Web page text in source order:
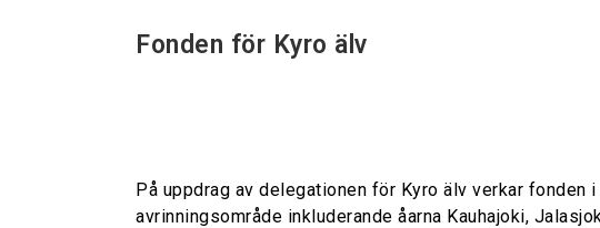
Fonden för Kyro älv
På uppdrag av delegationen för Kyro älv verkar fonden
avrinningsområde inkluderande åarna Kauhajoki,